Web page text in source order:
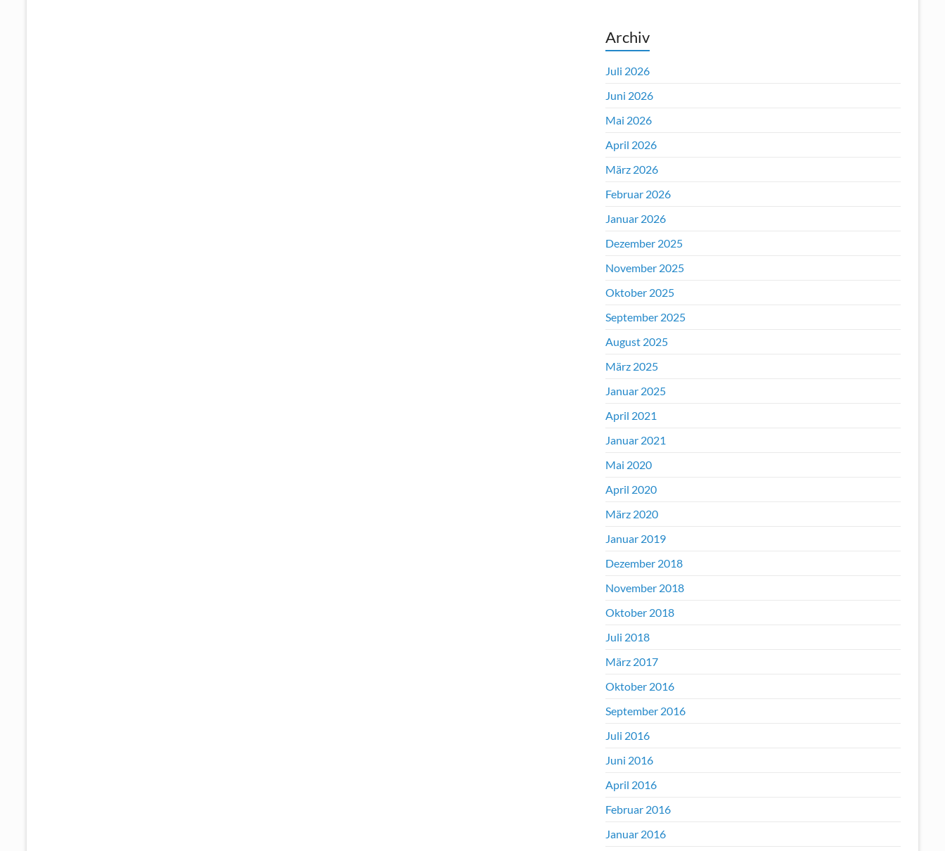
Archiv
Juli 2026
Juni 2026
Mai 2026
April 2026
März 2026
Februar 2026
Januar 2026
Dezember 2025
November 2025
Oktober 2025
September 2025
August 2025
März 2025
Januar 2025
April 2021
Januar 2021
Mai 2020
April 2020
März 2020
Januar 2019
Dezember 2018
November 2018
Oktober 2018
Juli 2018
März 2017
Oktober 2016
September 2016
Juli 2016
Juni 2016
April 2016
Februar 2016
Januar 2016